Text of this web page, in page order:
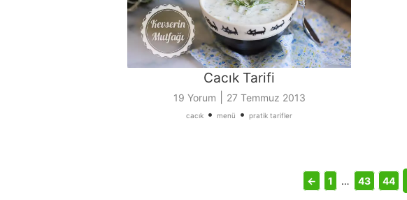
Cacık Tarifi
19 Yorum 27 Temmuz 2013
cacık • menü • pratik tarifler
← 1 … 43 44